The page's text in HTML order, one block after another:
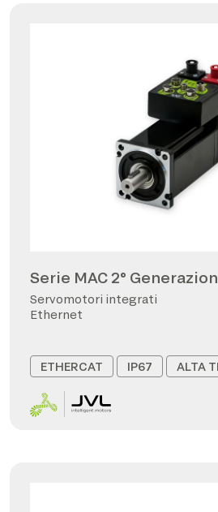
Serie MAC 2°
Servomotori integrati
Ethernet
ETHERCAT IP67 ALTA